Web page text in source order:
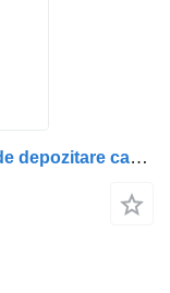
Обложување Capac compartiment de depozitare cabină dreapta за камион IVECO 143138